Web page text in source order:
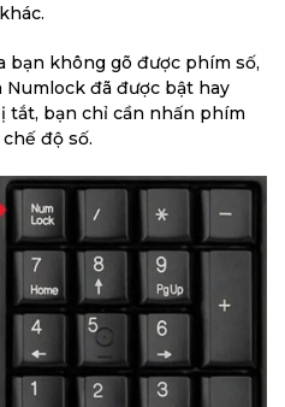
bạn không gõ được phím số,
đã được bật hay
tắt, bạn chỉ cần nhấn phím
độ số.